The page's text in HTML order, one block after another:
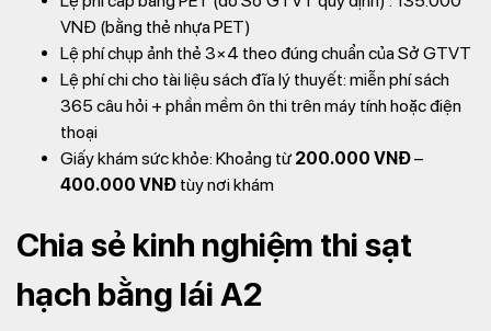
VNĐ (bằng thẻ nhựa PET)
Lệ phí chụp ảnh thẻ 3×4 theo đúng chuẩn của Sở GTVT
Lệ phí chi cho tài liệu sách đĩa lý thuyết: miễn phí sách
365 câu hỏi + phần mềm ôn thi trên máy tính hoặc điện
thoại
Giấy khám sức khỏe: Khoảng từ 200.000 VNĐ–
400.000 VNĐ tùy nơi khám
Chia sẻ kinh nghiệm thi sạt
hạch bằng lái A2